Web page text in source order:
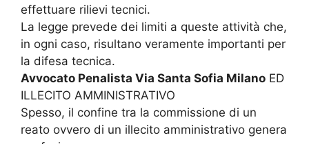
effettuare rilievi tecnici.
La legge prevede dei limiti a queste attività che,
in ogni caso, risultano veramente importanti per
la difesa tecnica.
Avvocato Penalista Via Santa Sofia Milano ED
ILLECITO AMMINISTRATIVO
Spesso, il confine tra la commissione di un
reato ovvero di un illecito amministrativo genera